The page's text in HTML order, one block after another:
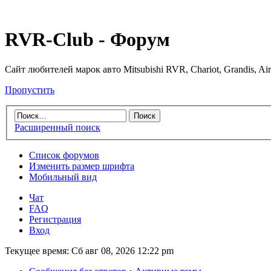
RVR-Club - Форум
Сайт любителей марок авто Mitsubishi RVR, Chariot, Grandis,
Пропустить
Расширенный поиск
Список форумов
Изменить размер шрифта
Мобильный вид
Чат
FAQ
Регистрация
Вход
Текущее время: Сб авг 08, 2026 12:22 pm